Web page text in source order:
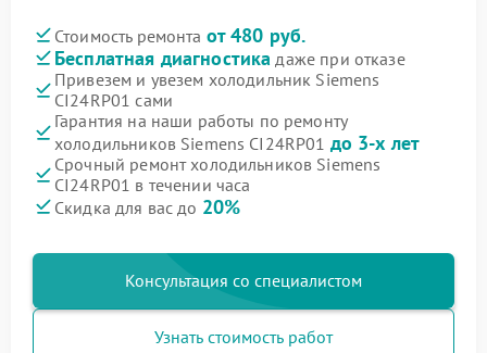
Стоимость ремонта от 480 руб.
Бесплатная диагностика даже при отказе
Привезем и увезем холодильник Siemens
CI24RP01 сами
Гарантия на наши работы по ремонту
холодильников Siemens CI24RP01 до 3-х лет
Срочный ремонт холодильников Siemens
CI24RP01 в течении часа
Скидка для вас до 20%
Консультация со специалистом
Узнать стоимость работ